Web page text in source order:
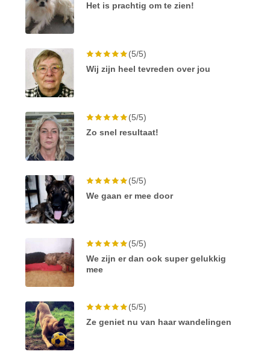
Het is prachtig om te zien!
(5/5)
Wij zijn heel tevreden over jou
(5/5)
Zo snel resultaat!
(5/5)
We gaan er mee door
(5/5)
We zijn er dan ook super gelukkig
mee
(5/5)
Ze geniet nu van haar wandelingen